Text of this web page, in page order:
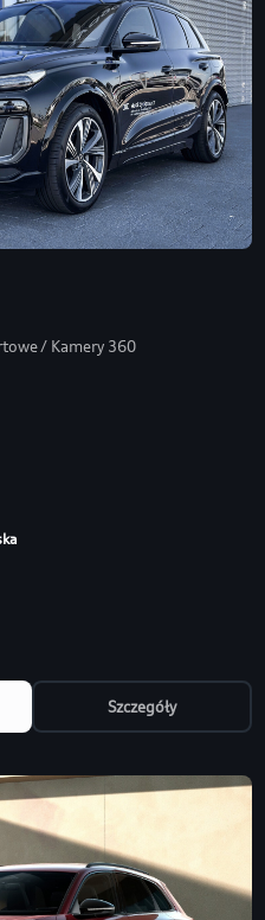
/ Kamery 360
Szczegóły